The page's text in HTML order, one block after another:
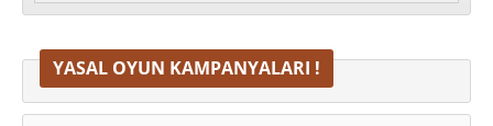
YASAL OYUN KAMPANYALARI !